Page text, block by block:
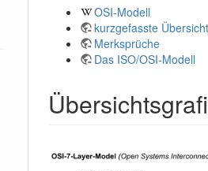
OSI-Modell
kurzgefasste
Merksprüche
Das ISO/OSI-Modell